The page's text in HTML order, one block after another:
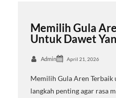
Memilih Gula
Untuk Dawet
Admin April 21, 2026
Memilih Gula Aren
langkah penting agar rasa